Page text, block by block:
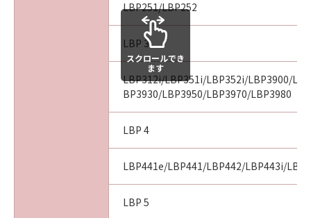
installing the SOFTWARE and remains in
effect until terminated. You may terminate
this Agreement by destroying the SOFTWARE
including any and all copies thereof.
This Agreement shall also terminate if you fail
to comply with any terms hereof. Upon
termination of this Agreement, in addition to
Canon enforcing its respective legal rights,
thereof. Notwithstanding the foregoing,
termination of this Agreement.
LBP251/LBP252
LBP 3
LBP312i/LBP351i/LBP352i/LBP3900/
BP3930/LBP3950/LBP3970/LBP3980
LBP 4
LBP441e/LBP441/LBP442/LBP443i/
LBP 5
スクロールでき
ます